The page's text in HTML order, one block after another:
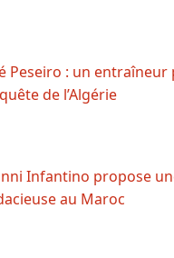
Peseiro : un
de l’Algérie
Infantino propose
au Maroc